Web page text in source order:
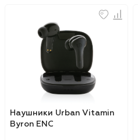
Наушники Urban Vitamin
Byron ENC